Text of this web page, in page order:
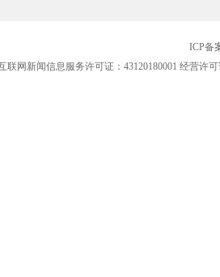
ICP备
联网新闻信息服务许可证：43120180001 经营许可